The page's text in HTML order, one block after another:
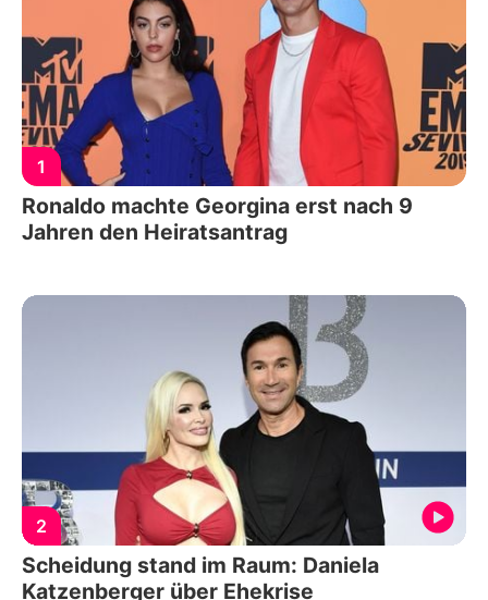
1
Ronaldo machte Georgina erst nach 9
Jahren den Heiratsantrag
2
Scheidung stand im Raum: Daniela
Katzenberger über Ehekrise